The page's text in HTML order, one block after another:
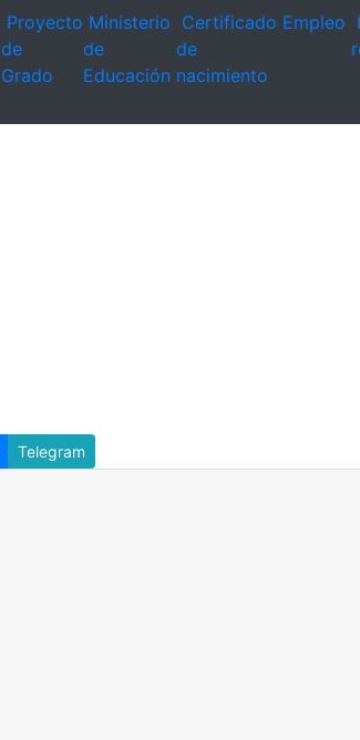
Proyecto
de
Grado
Ministerio
de
Educación
Certificado
de
nacimiento
Empleo
Telegram